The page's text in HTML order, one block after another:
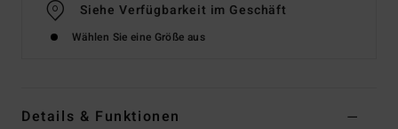
Siehe Verfügbarkeit im Geschäft
Wählen Sie eine Größe aus
Details & Funktionen